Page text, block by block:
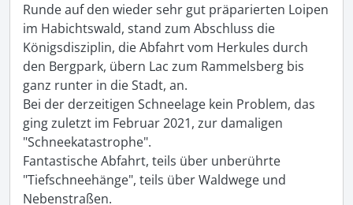
Runde auf den wieder sehr gut präparierten Loipen
im Habichtswald, stand zum Abschluss die
Königsdisziplin, die Abfahrt vom Herkules durch
den Bergpark, übern Lac zum Rammelsberg bis
ganz runter in die Stadt, an.
Bei der derzeitigen Schneelage kein Problem, das
ging zuletzt im Februar 2021, zur damaligen
"Schneekatastrophe".
Fantastische Abfahrt, teils über unberührte
"Tiefschneehänge", teils über Waldwege und
Nebenstraßen.